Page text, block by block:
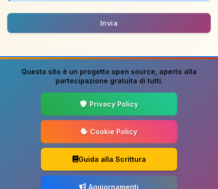
Invia
Questo sito è un progetto open source , aperto alla
partecipazione gratuita di tutti.
Privacy Policy
Cookie Policy
Guida alla Scrittura
Aggiornamenti